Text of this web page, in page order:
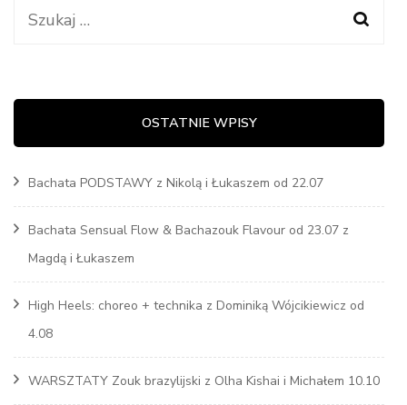
Szukaj:
OSTATNIE WPISY
Bachata PODSTAWY z Nikolą i Łukaszem od 22.07
Bachata Sensual Flow & Bachazouk Flavour od 23.07 z
Magdą i Łukaszem
High Heels: choreo + technika z Dominiką Wójcikiewicz od
4.08
WARSZTATY Zouk brazylijski z Olha Kishai i Michałem 10.10